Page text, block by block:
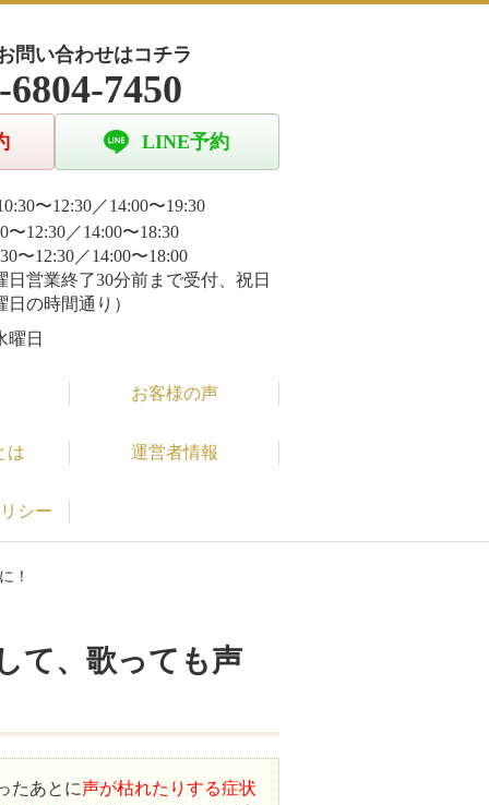
問い合わせはコチラ
6804-7450
LINE予約
〜12:30／14:00〜19:30
〜12:30／14:00〜18:30
〜12:30／14:00〜18:00
日営業終了30分前まで受付、祝日
日の時間通り）
曜日
お客様の声
は 運営者情報
シー
！
て、歌っても声
たあとに声が枯れたりする症状